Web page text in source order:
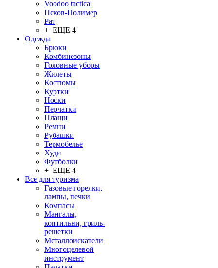
Voodoo tactical
Псков-Полимер
Рат
+ ЕЩЕ 4
Одежда
Брюки
Комбинезоны
Головные уборы
Жилеты
Костюмы
Куртки
Носки
Перчатки
Плащи
Ремни
Рубашки
Термобелье
Худи
Футболки
+ ЕЩЕ 4
Все для туризма
Газовые горелки,
лампы, печки
Компасы
Мангалы,
коптильни, гриль-
решетки
Металлоискатели
Многоцелевой
инструмент